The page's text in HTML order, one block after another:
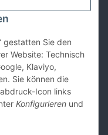
gestatten Sie den
Website: Technisch
Klaviyo,
Sie können die
Icon links
Konfigurieren und